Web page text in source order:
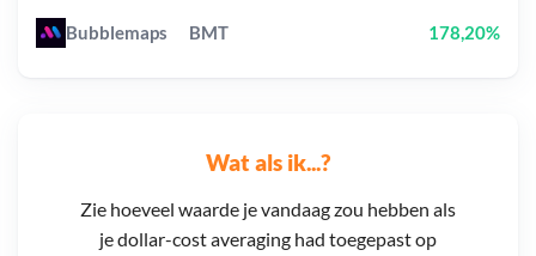
Wat als ik...?
Zie hoeveel waarde je vandaag zou hebben als
je dollar-cost averaging had toegepast op
Bubblemaps BMT 178,20%